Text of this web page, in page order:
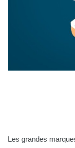
Les grandes